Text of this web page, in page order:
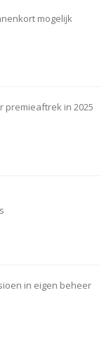
mogelijk
premieaftrek in 2025
in eigen beheer